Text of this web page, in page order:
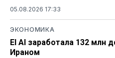
05.08.2026 17:33
ЭКОНОМИКА
El Al заработала 132 млн
Ираном